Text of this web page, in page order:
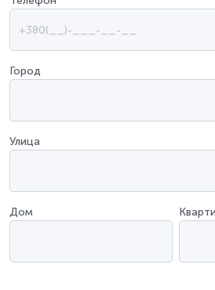
Город
Улица
Дом